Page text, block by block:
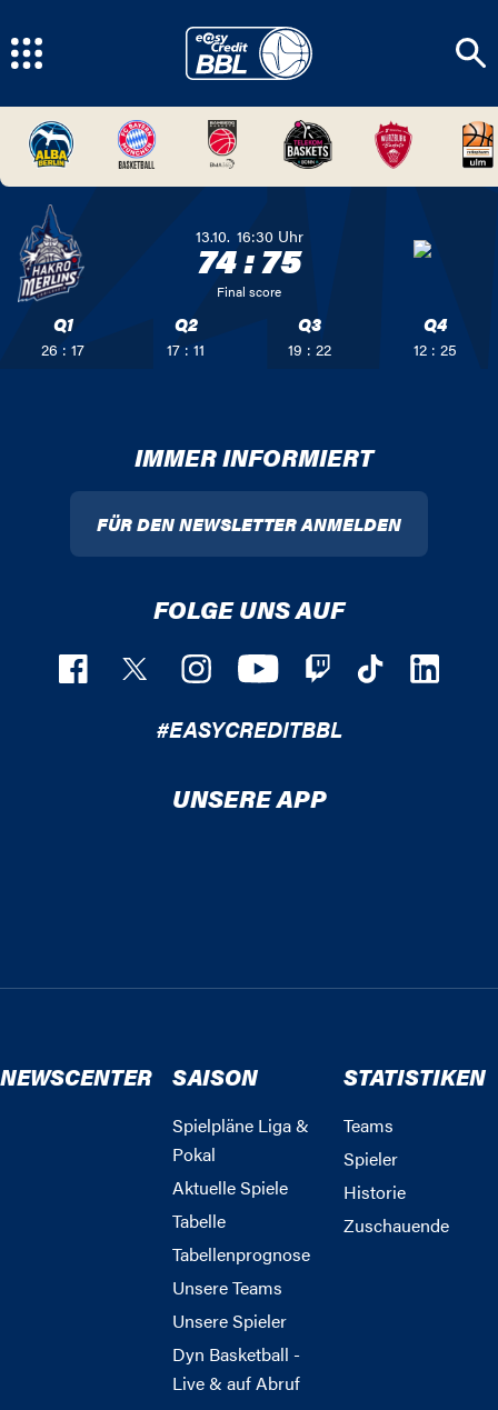
13.10. 16:30 Uhr
74:75
Final score
Q1
26 : 17
Q2
17 : 11
Q3
19 : 22
Q4
12 : 25
IMMER INFORMIERT
FÜR DEN NEWSLETTER ANMELDEN
FOLGE UNS AUF
#EASYCREDITBBL
UNSERE APP
NEWSCENTER SAISON
Spielpläne Liga &
Pokal
Aktuelle Spiele
Tabelle
Tabellenprognose
Unsere Teams
Unsere Spieler
Dyn Basketball -
Live & auf Abruf
STATISTIKEN
Teams
Spieler
Historie
Zuschauende